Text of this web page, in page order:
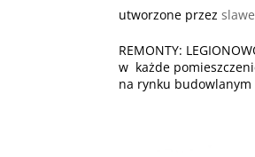
utworzone przez
REMONTY:
w każde
na rynku